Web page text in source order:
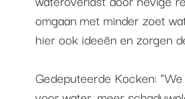
omgaan met minder zoet
hier ook ideeën en zorgen
Gedeputeerde Kocken: